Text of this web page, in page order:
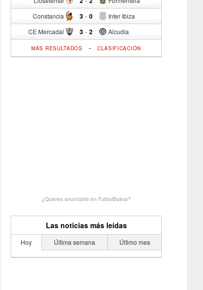
Constancia 3 - Inter Ibiza
0
CE Mercadal 3 - Alcudia
2
MÁS RESULTADOS - CLASIFICACIÓN
¿Quieres anunciarte en FutbolBalear?
Las noticias más leídas
Hoy Última semana Último mes